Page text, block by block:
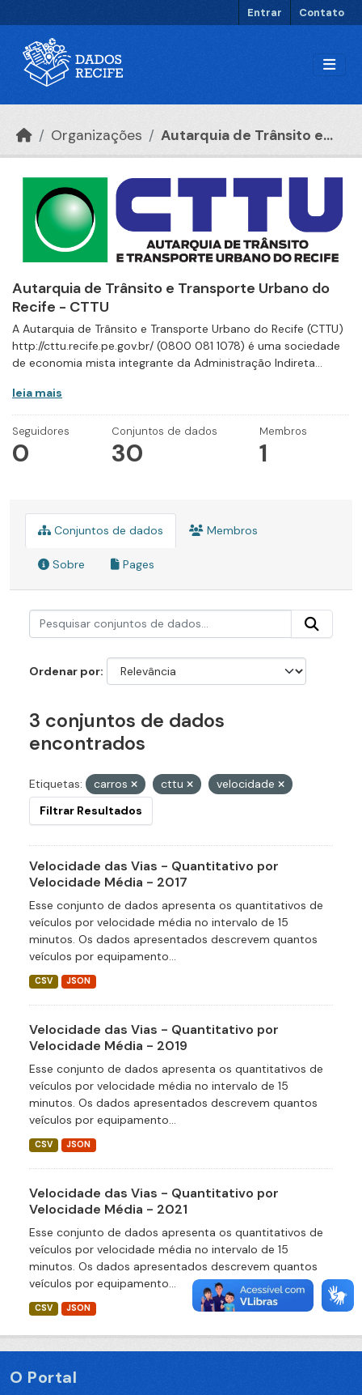
Entrar Contato
Organizações Autarquia de Trânsito e...
Autarquia de Trânsito e Transporte Urbano do
Recife - CTTU
A Autarquia de Trânsito e Transporte Urbano do Recife (CTTU)
http://cttu.recife.pe.gov.br/ (0800 081 1078) é uma sociedade
de economia mista integrante da Administração Indireta...
leia mais
Seguidores
0
Conjuntos de dados
30
Membros
1
Conjuntos de dados Membros
Sobre Pages
Ordenar por
3 conjuntos de dados
encontrados
Etiquetas: carros cttu
velocidade
Filtrar Resultados
Velocidade das Vias - Quantitativo por
Velocidade Média - 2017
Esse conjunto de dados apresenta os quantitativos de
veículos por velocidade média no intervalo de 15
minutos. Os dados apresentados descrevem quantos
veículos por equipamento...
CSV JSON
Velocidade das Vias - Quantitativo por
Velocidade Média - 2019
Esse conjunto de dados apresenta os quantitativos de
veículos por velocidade média no intervalo de 15
minutos. Os dados apresentados descrevem quantos
veículos por equipamento...
CSV JSON
Velocidade das Vias - Quantitativo por
Velocidade Média - 2021
Esse conjunto de dados apresenta os quantitativos de
veículos por velocidade média no intervalo de 15
minutos. Os dados apresentados descrevem quantos
veículos por equipamento...
CSV JSON
O Portal